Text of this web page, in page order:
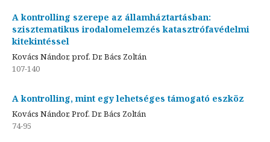
A kontrolling szerepe az államháztartásban:
szisztematikus irodalomelemzés katasztrófavédelmi
kitekintéssel
Kovács Nándor, prof. Dr. Bács Zoltán
107-140
A kontrolling, mint egy lehetséges támogató eszköz
Kovács Nándor, Prof. Dr. Bács Zoltán
74-95